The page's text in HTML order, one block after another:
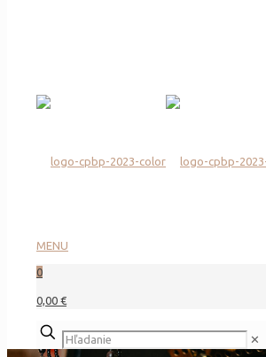
MENU
0
0,00 €
✕